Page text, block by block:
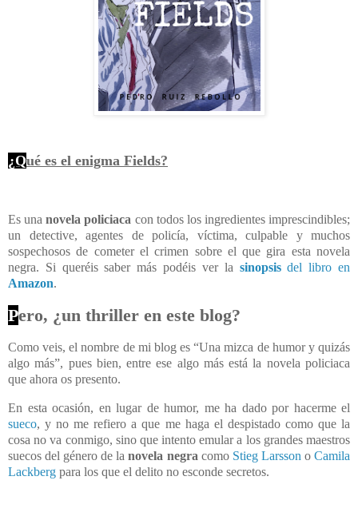
¿Qué es el enigma Fields?
Es unanovela policiaca con todos los ingredientes imprescindibles;
un detective, agentes de policía, víctima, culpable y muchos
sospechosos de cometer el crimen sobre el que gira esta novela
negra. Si queréis saber más podéis ver la sinopsisdel libro en
Amazon.
Pero, ¿un thriller en este blog?
Como veis, el nombre de mi blog es “Una mizca de humor y quizás
algo más”, pues bien, entre ese algo más está la novela policiaca
que ahora os presento.
En esta ocasión, en lugar de humor, me ha dado por hacerme el
sueco, y no me refiero a que me haga el despistado como que la
cosa no va conmigo, sino que intento emular a los grandes maestros
suecos del género de lanovela negra como Stieg Larsson oCamila
Lackberg para los que el delito no esconde secretos.